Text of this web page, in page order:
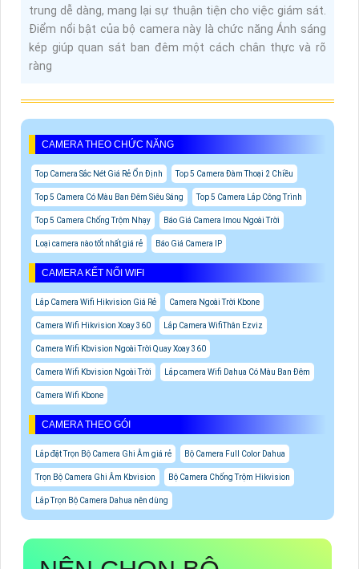
trung dễ dàng, mang lại sự thuận tiện cho việc giám sát.
Điểm nổi bật của bộ camera này là chức năng Ánh sáng
kép giúp quan sát ban đêm một cách chân thực và rõ
ràng
CAMERA THEO CHỨC NĂNG
Top Camera Sắc Nét Giá Rẻ Ổn Định Top 5 Camera Đàm Thoại 2 Chiều
Top 5 Camera Có Màu Ban Đêm Siêu Sáng Top 5 Camera Lắp Công Trình
Top 5 Camera Chống Trộm Nhạy Báo Giá Camera Imou Ngoài Trời
Loại camera nào tốt nhất giá rẻ Báo Giá Camera IP
CAMERA KẾT NỐI WIFI
Lắp Camera Wifi Hikvision Giá Rẻ Camera Ngoài Trời Kbone
Camera Wifi Hikvision Xoay 360 Lắp Camera WifiThân Ezviz
Camera Wifi Kbvision Ngoài Trời Quay Xoay 360
Camera Wifi Kbvision Ngoài Trời Lắp camera Wifi Dahua Có Màu Ban Đêm
Camera Wifi Kbone
CAMERA THEO GÓI
Lắp đặt Trọn Bộ Camera Ghi Âm giá rẻ Bộ Camera Full Color Dahua
Trọn Bộ Camera Ghi Âm Kbvision Bộ Camera Chống Trộm Hikvision
Lắp Trọn Bộ Camera Dahua nên dùng